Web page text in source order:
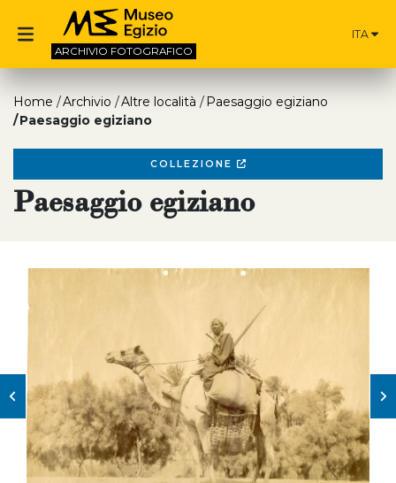
ARCHIVIO FOTOGRAFICO
ITA
Home Archivio Altre località
Paesaggio egiziano
Paesaggio egiziano
COLLEZIONE
Paesaggio egiziano